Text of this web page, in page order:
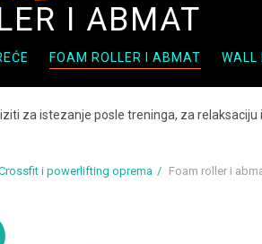
I ABMAT
FOAM ROLLER I ABMAT WALL
za istezanje posle treninga, za
i powerlifting oprema Foam roller i